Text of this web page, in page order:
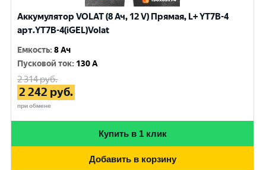
Аккумулятор VOLAT (8 Ач, 12 V) Прямая, L+ YT7B-4
арт.YT7B-4(iGEL)Volat
Емкость:8 Ач
Пусковой ток: 130 A
2 314руб.
2 242 руб.
при обмене
Купить в 1 клик
Добавить в корзину